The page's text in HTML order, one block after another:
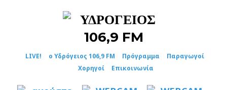
LIVE! ο Υδρόγειος 106,9 FM Πρόγραμμα
Παραγωγοί
Χορηγοί
Επικοινωνία